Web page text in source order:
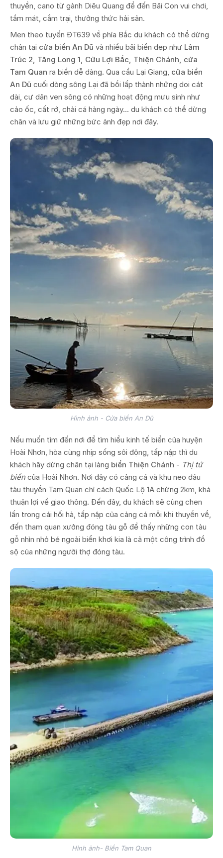
thuyền, cano từ gành Diêu Quang để đến Bãi Con vui chơi,
tắm mát, cắm trại, thưởng thức hải sản.
Men theo tuyến ĐT639 về phía Bắc du khách có thể dừng
chân tại cửa biển An Dũ và nhiều bãi biển đẹp như Lâm
Trúc 2, Tăng Long 1, Cửu Lợi Bắc, Thiện Chánh, cửa
Tam Quan ra biển dễ dàng. Qua cầu Lại Giang, cửa biển
An Dũ cuối dòng sông Lại đã bồi lấp thành những doi cát
dài, cư dân ven sông có những hoạt động mưu sinh như
cảo ốc, cất rớ, chài cá hàng ngày... du khách có thể dừng
chân và lưu giữ những bức ảnh đẹp nơi đây.
Hình ảnh - Cửa biển An Dũ
Nếu muốn tìm đến nơi để tìm hiểu kinh tế biển của huyện
Hoài Nhơn, hòa cùng nhịp sống sôi động, tấp nập thì du
khách hãy dừng chân tại làng biển Thiện Chánh - Thị tứ
biển của Hoài Nhơn. Nơi đây có cảng cá và khu neo đậu
tàu thuyền Tam Quan chỉ cách Quốc Lộ 1A chừng 2km, khá
thuận lợi về giao thông. Đến đây, du khách sẽ cùng chen
lấn trong cái hối hả, tấp nập của cảng cá mỗi khi thuyền về,
đến tham quan xưởng đóng tàu gỗ để thấy những con tàu
gỗ nhìn nhỏ bé ngoài biển khơi kia là cả một công trình đồ
sộ của những người thợ đóng tàu.
Hình ảnh- Biển Tam Quan